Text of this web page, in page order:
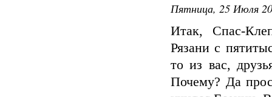
Пятница, 25 Июля
Итак, Спас-
Рязани с
то из вас,
Почему? Да